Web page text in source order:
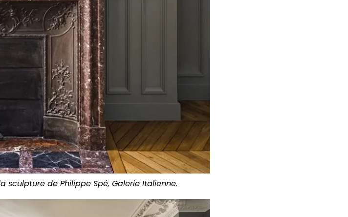
sculpture de Philippe Spé, Galerie Italienne.